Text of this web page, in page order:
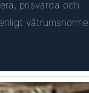
prisvärda och